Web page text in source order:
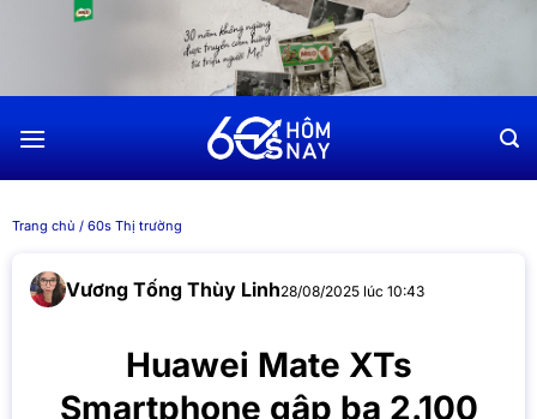
dung
Trang chủ / 60s Thị trường
Vương Tống Thùy Linh28/08/2025 lúc 10:43
Huawei Mate XTs
Smartphone gập ba 2.100